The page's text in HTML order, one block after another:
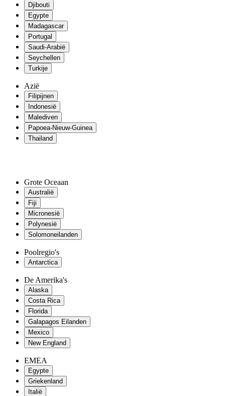
Djibouti
Egypte
Madagascar
Portugal
Saudi-Arabië
Seychellen
Turkije
Azië
Filipijnen
Indonesië
Malediven
Papoea-Nieuw-Guinea
Thailand
Grote Oceaan
Australië
Fiji
Micronesië
Polynesië
Solomoneilanden
Poolregio's
Antarctica
De Amerika's
Alaska
Costa Rica
Florida
Galapagos Eilanden
Mexico
New England
EMEA
Egypte
Griekenland
Italië